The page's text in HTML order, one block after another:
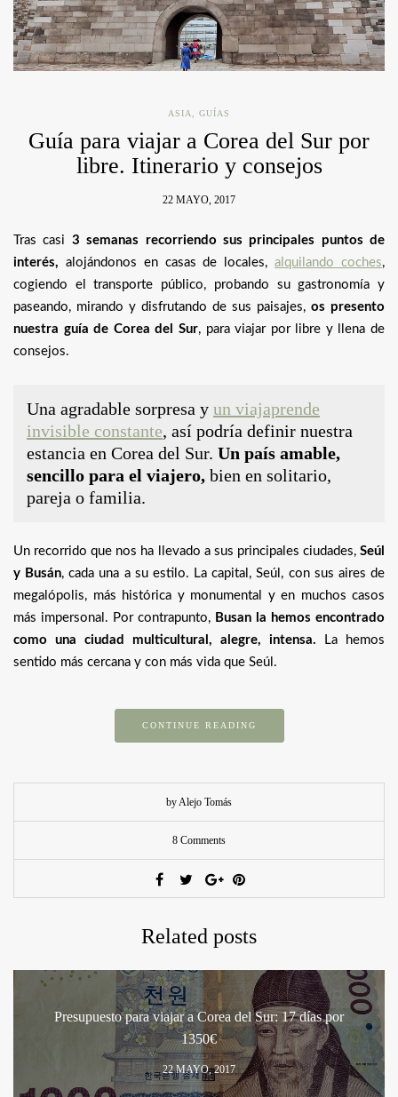
ASIA, GUÍAS
Guía para viajar a Corea del Sur por
libre. Itinerario y consejos
22 MAYO, 2017
Tras casi 3 semanas recorriendo sus principales puntos de
interés, alojándonos en casas de locales,alquilando coches,
cogiendo el transporte público, probando su gastronomía y
paseando, mirando y disfrutando de sus paisajes, os presento
nuestra guía de Corea del Sur, para viajar por libre y llena de
consejos.
Una agradable sorpresa y un viajaprende
invisible constante, así podría definir nuestra
estancia en Corea del Sur. Un país amable,
sencillo para el viajero, bien en solitario,
pareja o familia.
Un recorrido que nos ha llevado a sus principales ciudades, Seúl
y Busán, cada una a su estilo. La capital, Seúl, con sus aires de
megalópolis, más histórica y monumental y en muchos casos
más impersonal. Por contrapunto, Busan la hemos encontrado
como una ciudad multicultural, alegre, intensa. La hemos
sentido más cercana y con más vida que Seúl.
CONTINUE READING
by Alejo Tomás
8 Comments
Related posts
Presupuesto para viajar a Corea del Sur: 17 días por
1350€
22 MAYO, 2017